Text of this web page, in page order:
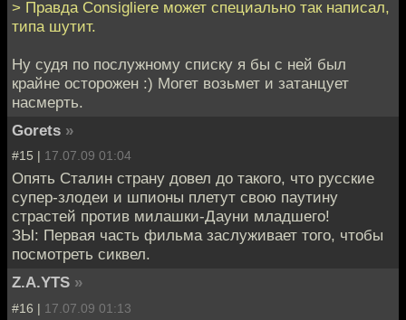
> Правда Consigliere может специально так написал,
типа шутит.
Ну судя по послужному списку я бы с ней был
крайне осторожен :) Могет возьмет и затанцует
насмерть.
Gorets »
#15 | 17.07.09 01:04
Опять Сталин страну довел до такого, что русские
супер-злодеи и шпионы плетут свою паутину
страстей против милашки-Дауни младшего!
ЗЫ: Первая часть фильма заслуживает того, чтобы
посмотреть сиквел.
Z.A.YTS »
#16 | 17.07.09 01:13